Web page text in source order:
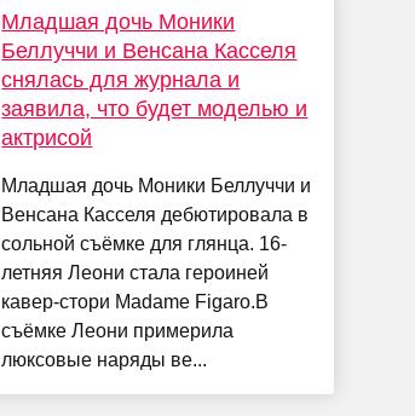
Младшая дочь Моники
Беллуччи и Венсана Касселя
снялась для журнала и
заявила, что будет моделью и
актрисой
Младшая дочь Моники Беллуччи и
Венсана Касселя дебютировала в
сольной съёмке для глянца. 16-
летняя Леони стала героиней
кавер-стори Madame Figaro.В
съёмке Леони примерила
люксовые наряды ве...